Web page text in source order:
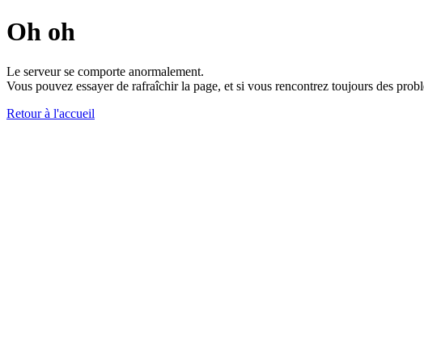
Oh oh
Le serveur se comporte anormalement.
Vous pouvez essayer de rafraîchir la page, et si vous rencontrez toujours des
Retour à l'accueil